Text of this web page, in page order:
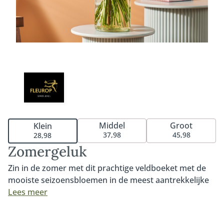
Zomergeluk
Zin in de zomer met dit prachtige veldboeket met de
mooiste seizoensbloemen in de meest aantrekkelijke
pasteltinten. Van lichtblauw tot perzik en dieproze.
Lees meer
Klein
28,98
Middel
37,98
Groot
45,98